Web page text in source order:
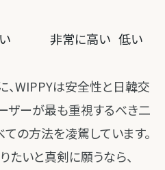
非常に高い 低い
、WIPPYは安全性と日韓交
ザーが最も重視するべき二
の方法を凌駕しています。
りたいと真剣に願うなら、